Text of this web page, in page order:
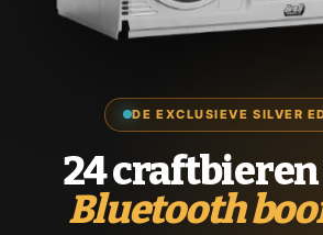
DE EXCLUSIEVE SILVER
24 craftbieren
Bluetooth